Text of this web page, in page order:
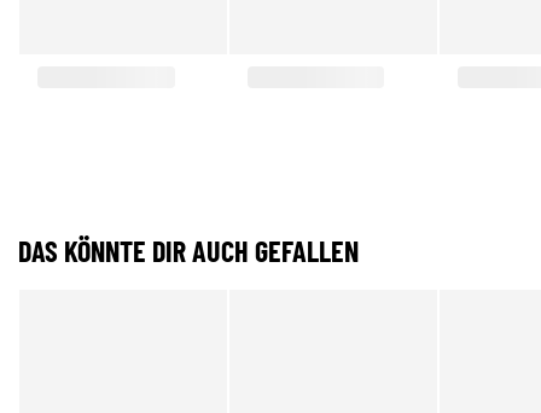
DAS KÖNNTE DIR AUCH GEFALLEN